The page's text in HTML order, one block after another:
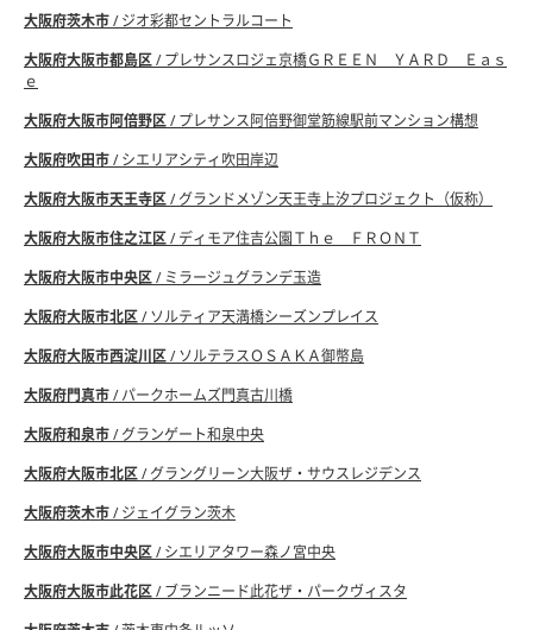
大阪府茨木市/ ジオ彩都セントラルコート
大阪府大阪市都島区/ プレサンスロジェ京橋ＧＲＥＥＮ ＹＡＲＤ Ｅａｓ
ｅ
大阪府大阪市阿倍野区/ プレサンス阿倍野御堂筋線駅前マンション構想
大阪府吹田市/ シエリアシティ吹田岸辺
大阪府大阪市天王寺区/ グランドメゾン天王寺上汐プロジェクト（仮称）
大阪府大阪市住之江区/ ディモア住吉公園Ｔｈｅ ＦＲＯＮＴ
大阪府大阪市中央区/ ミラージュグランデ玉造
大阪府大阪市北区/ ソルティア天満橋シーズンプレイス
大阪府大阪市西淀川区/ ソルテラスＯＳＡＫＡ御幣島
大阪府門真市/ パークホームズ門真古川橋
大阪府和泉市/ グランゲート和泉中央
大阪府大阪市北区/ グラングリーン大阪ザ・サウスレジデンス
大阪府茨木市/ ジェイグラン茨木
大阪府大阪市中央区/ シエリアタワー森ノ宮中央
大阪府大阪市此花区/ ブランニード此花ザ・パークヴィスタ